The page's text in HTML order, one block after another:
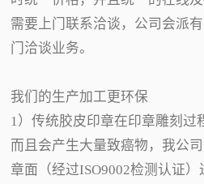
需要上门联系洽谈，公司会派
门洽谈业务。
我们的生产加工更环保
1）传统胶皮印章在印章雕刻过
而且会产生大量致癌物，我公
章面（经过ISO9002检测认证）